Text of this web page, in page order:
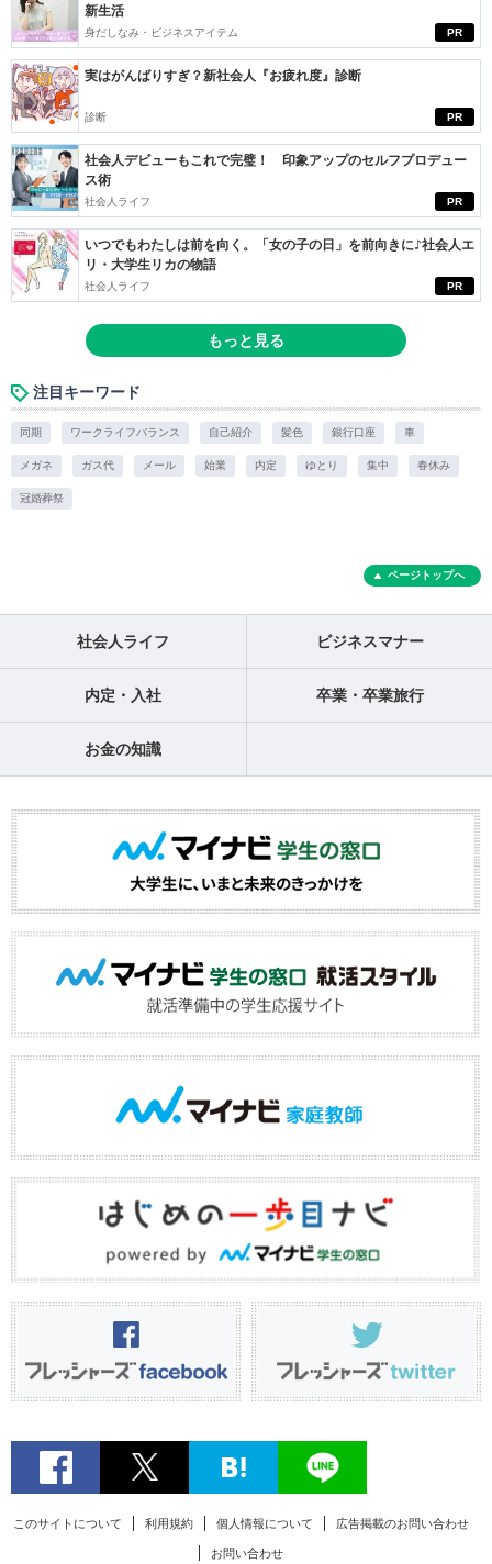
PR
新生活
身だしなみ・ビジネスアイテム
PR
実はがんばりすぎ？新社会人『お疲れ度』診断
診断
PR
社会人デビューもこれで完璧！ 印象アップのセルフプロデュー
ス術
社会人ライフ
PR
いつでもわたしは前を向く。「女の子の日」を前向きに♪社会人エ
リ・大学生リカの物語
社会人ライフ
もっと見る
注目キーワード
同期 ワークライフバランス 自己紹介 髪色 銀行口座 車
メガネ ガス代 メール 始業 内定 ゆとり 集中 春休み
冠婚葬祭
ページトップへ
社会人ライフ ビジネスマナー
内定・入社 卒業・卒業旅行
お金の知識
このサイトについて 利用規約 個人情報について 広告掲載のお問い合わせ
お問い合わせ